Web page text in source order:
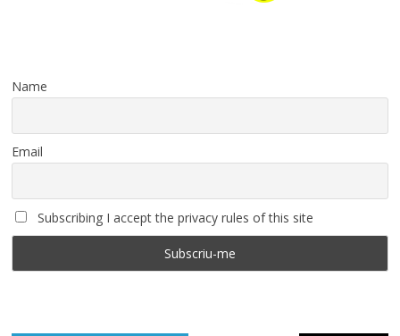
Name
Email
Subscribing I accept the privacy rules of this site